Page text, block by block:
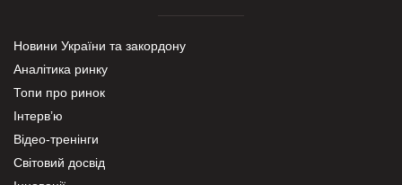
Новини України та закордону
Аналітика ринку
Топи про ринок
Інтерв’ю
Відео-тренінги
Світовий досвід